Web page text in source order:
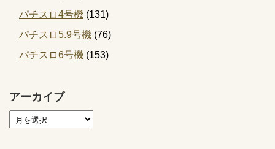
パチスロ4号機 (131)
パチスロ5.9号機 (76)
パチスロ6号機 (153)
アーカイブ